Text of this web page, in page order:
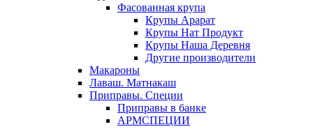
Фасованная крупа
Крупы Арарат
Крупы Нат Продукт
Крупы Наша Деревня
Другие производители
Макароны
Лаваш. Матнакаш
Приправы. Специи
Приправы в банке
АРМСПЕЦИИ